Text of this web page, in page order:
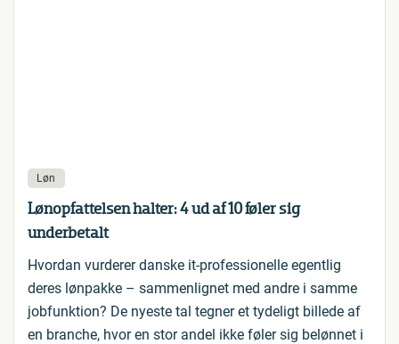
Løn
Lønopfattelsen halter: 4 ud af 10 føler sig
underbetalt
Hvordan vurderer danske it-professionelle egentlig
deres lønpakke – sammenlignet med andre i samme
jobfunktion? De nyeste tal tegner et tydeligt billede af
en branche, hvor en stor andel ikke føler sig belønnet i